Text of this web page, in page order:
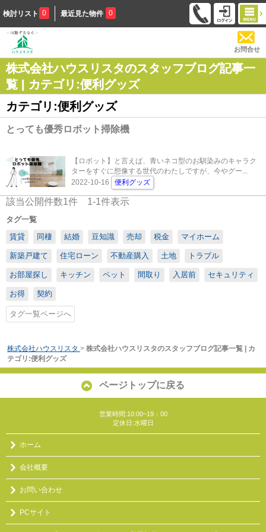
検討リスト 0 最近見た物件 0
お問合せ
株式会社ハウスリスタのスタッフブログ記事一
覧 | カテゴリ:便利グッズ
カテゴリ:便利グッズ
とっても優秀ロボット掃除機
【ロボット】と言えば、青いネコ型のお馴染みのキャラク
ターをすぐに想像する世代のわたしですが、今やグー...
2022-10-16
便利グッズ
該当公開件数1件 1-1件表示
タグ一覧
賃貸
同棲 結婚 豆知識 売却 税金 マイホーム
新築戸建て 住宅ローン 不動産購入 土地 トラブル
お部屋探し キッチン ペット 間取り 入居前 セキュリティ
お得 契約
タグ一覧ページへ
株式会社ハウスリスタ > 株式会社ハウスリスタのスタッフブログ記事一覧 | カ
テゴリ:便利グッズ
ページトップに戻る
営業時間:10:00~19：00
定休日:水曜日
ホーム
会社概要
お問い合わせ
PCサイト